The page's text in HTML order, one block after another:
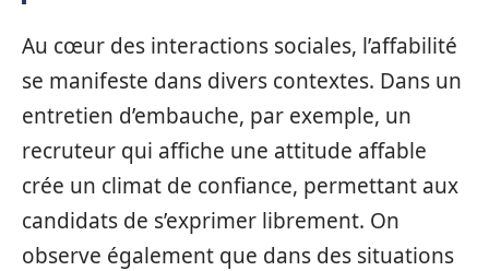
Au cœur des interactions sociales, l’affabilité
se manifeste dans divers contextes. Dans un
entretien d’embauche, par exemple, un
recruteur qui affiche une attitude affable
crée un climat de confiance, permettant aux
candidats de s’exprimer librement. On
observe également que dans des situations